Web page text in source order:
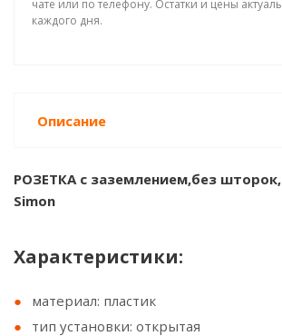
чате или по телефону. Остатки и цены
каждого дня.
Описание
РОЗЕТКА с заземлением,без
Simon
Характеристики:
материал: пластик
тип установки: открытая